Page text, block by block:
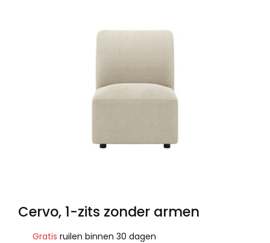
Cervo, 1-zits zonder armen
Gratis ruilen binnen 30 dagen